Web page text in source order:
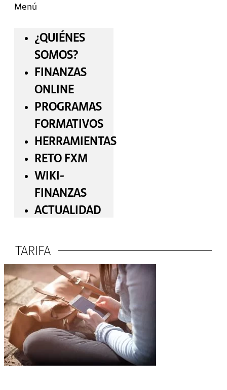
Menú
¿QUIÉNES
SOMOS?
FINANZAS
ONLINE
PROGRAMAS
FORMATIVOS
HERRAMIENTAS
RETO FXM
WIKI-
FINANZAS
ACTUALIDAD
TARIFA